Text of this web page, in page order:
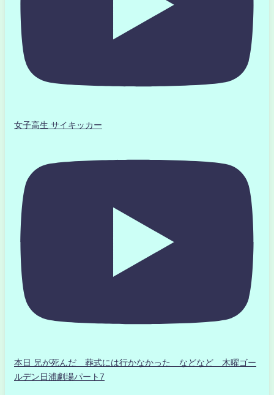
女子高生 サイキッカー
本日 兄が死んだ 葬式には行かなかった などなど 木曜ゴー
ルデン日浦劇場パート7